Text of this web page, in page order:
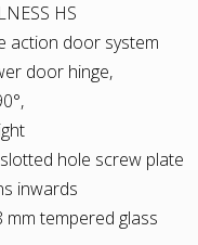
HS
action door system
door hinge,
hole screw plate
inwards
mm tempered glass